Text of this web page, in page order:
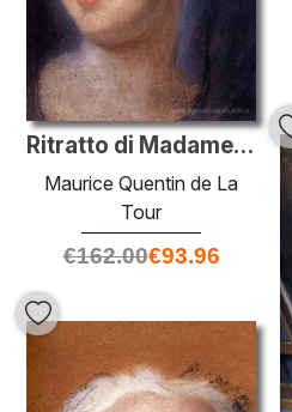
Ritratto di Madame de Pompadour
Maurice Quentin de La
Tour
€162.00€93.96